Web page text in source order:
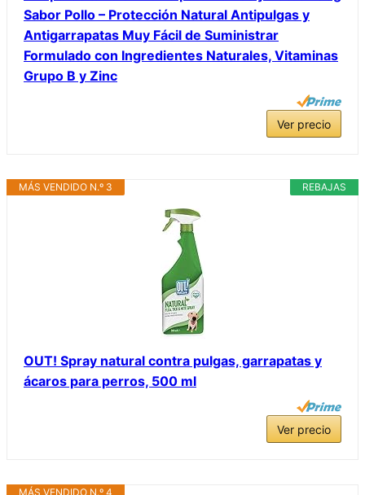
Sabor Pollo – Protección Natural Antipulgas y
Antigarrapatas Muy Fácil de Suministrar
Formulado con Ingredientes Naturales, Vitaminas
Grupo B y Zinc
Ver precio
REBAJAS
MÁS VENDIDO N.º 3
OUT! Spray natural contra pulgas, garrapatas y
ácaros para perros, 500 ml
Ver precio
MÁS VENDIDO N.º 4